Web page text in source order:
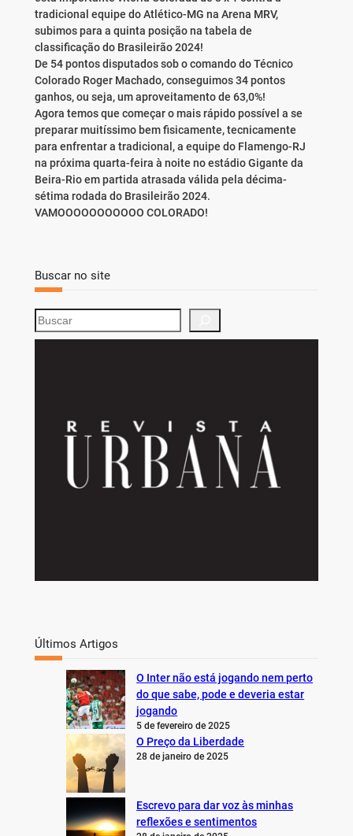
tradicional equipe do Atlético-MG na Arena MRV,
subimos para a quinta posição na tabela de
classificação do Brasileirão 2024!
De 54 pontos disputados sob o comando do Técnico
Colorado Roger Machado, conseguimos 34 pontos
ganhos, ou seja, um aproveitamento de 63,0%!
Agora temos que começar o mais rápido possível a se
preparar muitíssimo bem fisicamente, tecnicamente
para enfrentar a tradicional, a equipe do Flamengo-RJ
na próxima quarta-feira à noite no estádio Gigante da
Beira-Rio em partida atrasada válida pela décima-
sétima rodada do Brasileirão 2024.
VAMOOOOOOOOOOO COLORADO!
Buscar no site
S
e
Últimos Artigos
O Inter não está jogando nem perto
do que sabe, pode e deveria estar
jogando
5 de fevereiro de 2025
O Preço da Liberdade
28 de janeiro de 2025
Escrevo para dar voz às minhas
reflexões e sentimentos